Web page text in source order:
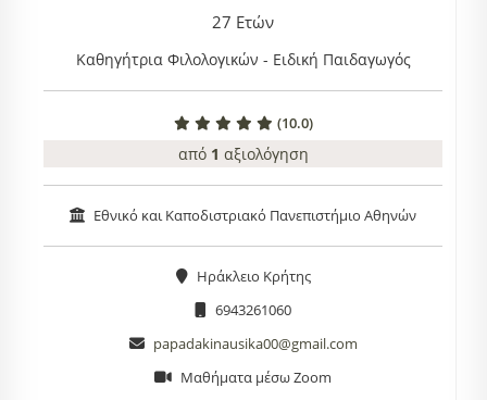
27 Ετών
Καθηγήτρια Φιλολογικών - Ειδική Παιδαγωγός
(10.0)
από 1 αξιολόγηση
Εθνικό και Καποδιστριακό Πανεπιστήμιο Αθηνών
Ηράκλειο Κρήτης
6943261060
papadakinausika00@gmail.com
Μαθήματα μέσω Zoom